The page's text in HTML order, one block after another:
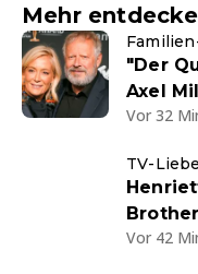
Mehr
"Der
Axel
Vor 32
TV-
Vor 42